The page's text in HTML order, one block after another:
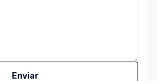
Enviar